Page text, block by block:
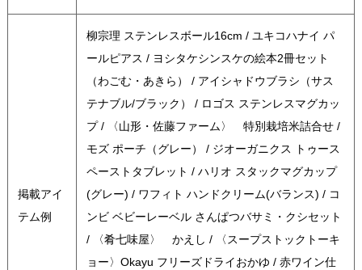
掲載アイ
テム例
柳宗理 ステンレスボール16cm / ユキコハナイ パ
ールピアス / ヨシタケシンスケの絵本2冊セット
（わごむ・あきら） / アイシャドウブラシ（サス
テナブル/ブラック） / ロゴス ステンレスマグカッ
プ / 〈山形・佐藤ファーム〉 特別栽培米詰合せ /
モズ ポーチ（グレー） / ジオーガニクス トゥース
ペーストタブレット / ハリオ スタックマグカップ
(グレー) / ワフィト ハンドクリーム(バランス) / コ
ンビ ベビーレーベル さんぱつバサミ・クシセット
/ 〈肴七味屋〉 かえし / 〈スープストックトーキ
ョー〉Okayu フリーズドライおかゆ / 赤ワイン仕